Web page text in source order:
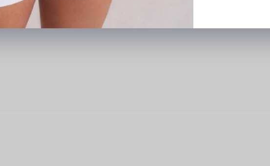
diversos fretes; compra segura; melhor modelagem.
para lojistas B2B.